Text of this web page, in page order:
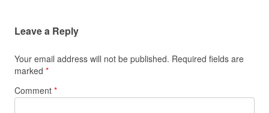
Leave a Reply
Your email address will not be published. Required fields are
marked *
Comment *